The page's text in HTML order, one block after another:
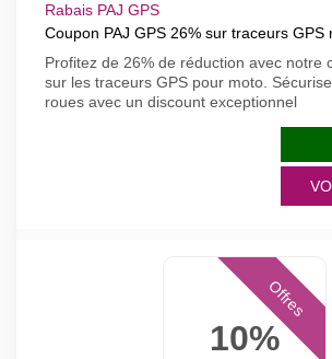
Rabais PAJ GPS
Coupon PAJ GPS 26% sur traceurs GPS
Profitez de 26% de réduction avec notre
sur les traceurs GPS pour moto.
roues avec un discount exceptionnel
10%
Offres